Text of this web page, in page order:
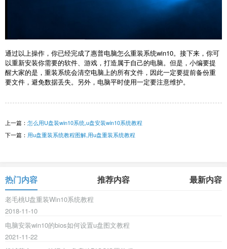
通过以上操作，你已经完成了惠普电脑怎么重装系统win10。接下来，你可
以重新安装你需要的软件、游戏，打造属于自己的电脑。但是，小编要提
醒大家的是，重装系统会清空电脑上的所有文件，因此一定要提前备份重
要文件，避免数据丢失。另外，电脑平时使用一定要注意维护。
上一篇： 怎么用U盘装win10系统,u盘安装win10系统教程
下一篇： 用u盘重装系统教程图解,用u盘重装系统教程
热门内容 推荐内容 最新内容
老毛桃U盘重装Win10系统教程
2018-11-10
电脑安装win10的bios如何设置u盘图文教程
2021-11-22